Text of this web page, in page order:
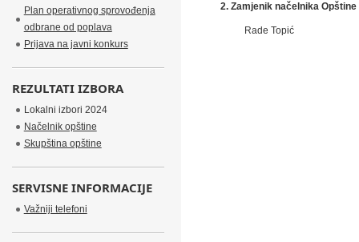
2. Zamjenik načelnika
Rade Topić
Plan operativnog sprovođenja
odbrane od poplava
Prijava na javni konkurs
REZULTATI IZBORA
Lokalni izbori 2024
Načelnik opštine
Skupština opštine
SERVISNE INFORMACIJE
Važniji telefoni